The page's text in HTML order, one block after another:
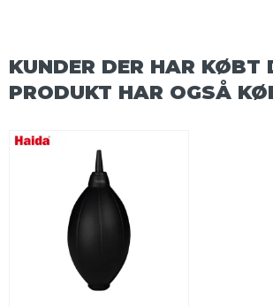
KUNDER DER HAR KØBT
PRODUKT HAR OGSÅ